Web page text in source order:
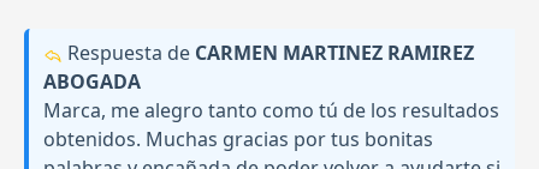
Respuesta de CARMEN MARTINEZ RAMIREZ
ABOGADA
Marca, me alegro tanto como tú de los resultados
obtenidos. Muchas gracias por tus bonitas